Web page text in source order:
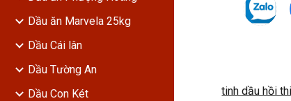
Dầu ăn Marvela 25kg
Dầu Cái lân
Dầu Tường An
Dầu Con Két
tinh dầu hồi